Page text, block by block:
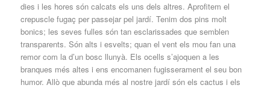
dies i les hores són calcats els uns dels altres. Aprofitem el
crepuscle fugaç per passejar pel jardí. Tenim dos pins molt
bonics; les seves fulles són tan esclarissades que semblen
transparents. Són alts i esvelts; quan el vent els mou fan una
remor com la d’un bosc llunyà. Els ocells s’ajoquen a les
branques més altes i ens encomanen fugisserament el seu bon
humor. Allò que abunda més al nostre jardí són els cactus i els